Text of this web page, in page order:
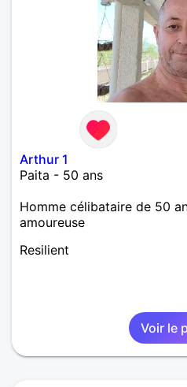
Arthur 1
Paita - 50 ans
Homme célibataire de 50
amoureuse
Resilient
Voir le